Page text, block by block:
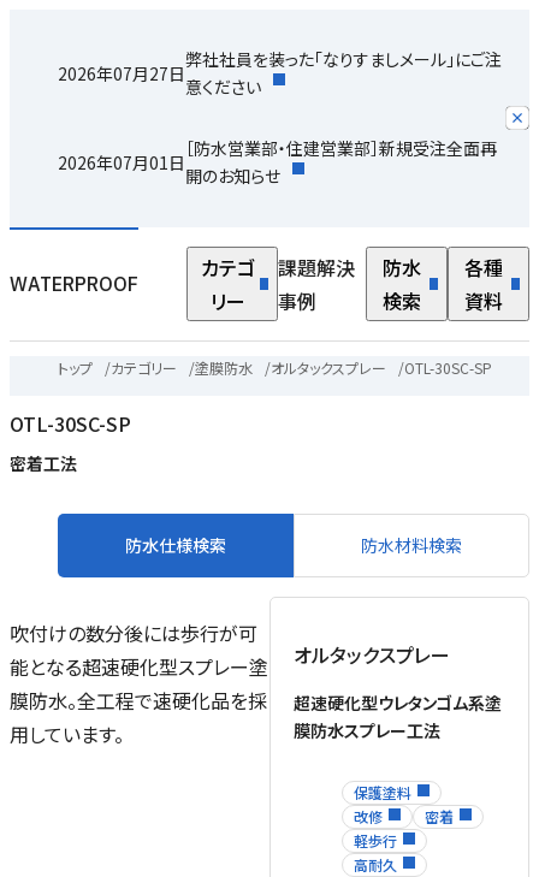
2026年07月27日
弊社社員を装った「なりすましメール」にご注
意ください
2026年07月01日
［防水営業部・住建営業部］新規受注全面再
開のお知らせ
WATERPROOF
カテゴ
リー
課題解決
事例
防水
検索
各種
資料
トップ /カテゴリー /塗膜防水 /オルタックスプレー /OTL-30SC-SP
OTL-30SC-SP
密着工法
防水仕様検索 防水材料検索
吹付けの数分後には歩行が可
能となる超速硬化型スプレー塗
膜防水。全工程で速硬化品を採
用しています。
オルタックスプレー
超速硬化型ウレタンゴム系塗
膜防水スプレー工法
保護塗料
改修
密着
軽歩行
高耐久